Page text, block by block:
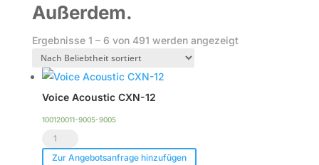
Außerdem.
Ergebnisse 1 – 6 von 491 werden angezeigtNach
Voice Acoustic CXN-12
100120011-9005-9005
Voice
Acoustic
Zur Angebotsanfrage hinzufügen